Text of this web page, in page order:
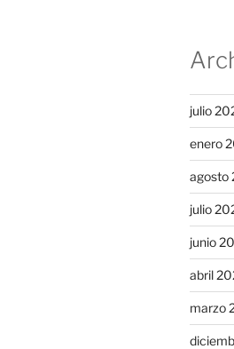
julio
enero
agosto
julio
junio
abril
marzo